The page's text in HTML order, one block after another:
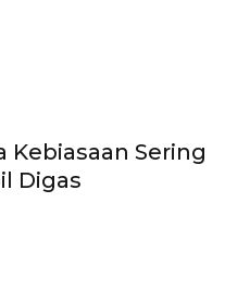
Kebiasaan Sering
Digas